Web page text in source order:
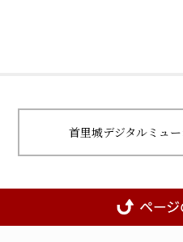
首里城デジタルミュ